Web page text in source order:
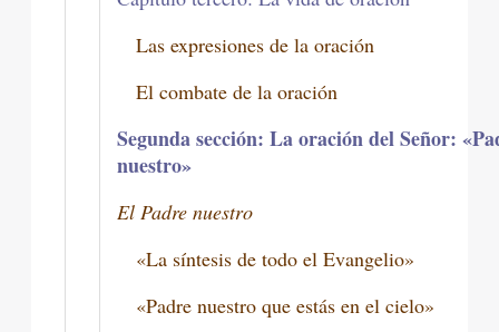
Las expresiones de la oración
El combate de la oración
Segunda sección: La oración del Señor:
nuestro»
El Padre nuestro
«La síntesis de todo el Evangelio»
«Padre nuestro que estás en el cielo»